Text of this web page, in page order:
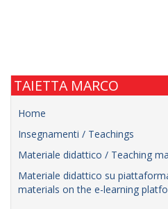
TAIETTA MARCO
Home
Insegnamenti / Teachings
Materiale didattico / Teaching
Materiale didattico su
materials on the e-learning